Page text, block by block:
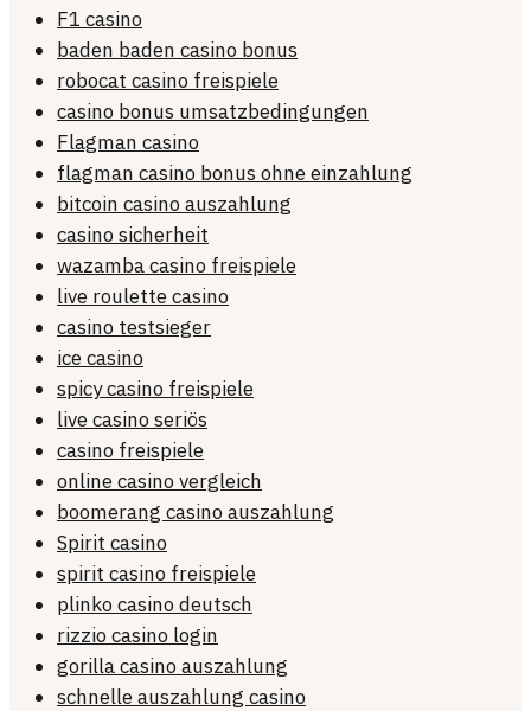
F1 casino
baden baden casino bonus
robocat casino freispiele
casino bonus umsatzbedingungen
Flagman casino
flagman casino bonus ohne einzahlung
bitcoin casino auszahlung
casino sicherheit
wazamba casino freispiele
live roulette casino
casino testsieger
ice casino
spicy casino freispiele
live casino seriös
casino freispiele
online casino vergleich
boomerang casino auszahlung
Spirit casino
spirit casino freispiele
plinko casino deutsch
rizzio casino login
gorilla casino auszahlung
schnelle auszahlung casino